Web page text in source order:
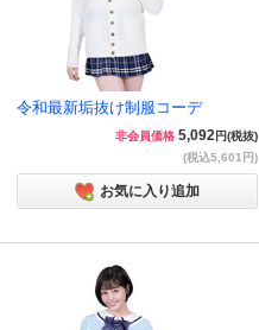
令和最新垢抜け制服コーデ
非会員価格 5,092円(税抜)
(税込5,601円)
お気に入り追加